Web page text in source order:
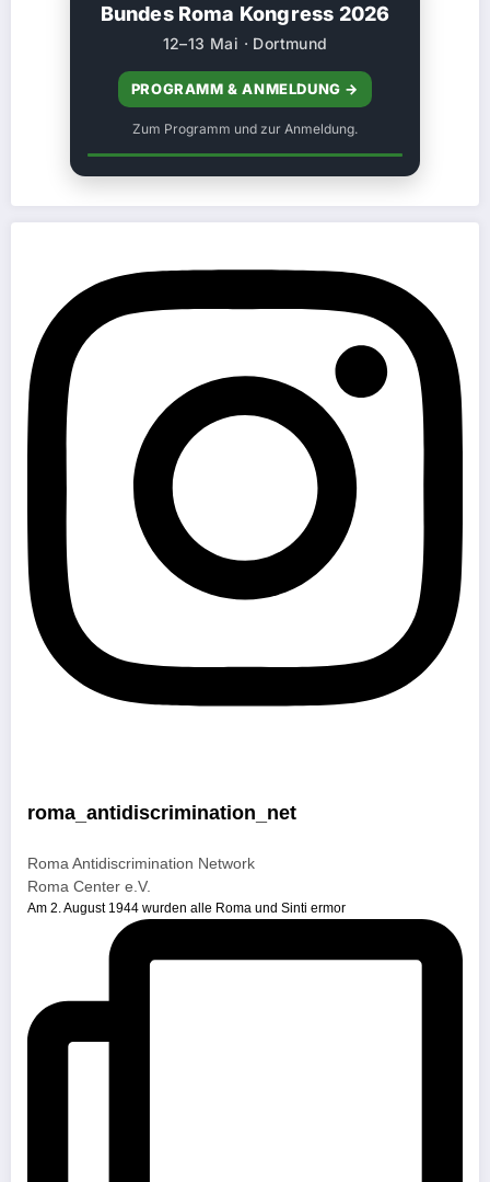
Bundes Roma Kongress 2026
12–13 Mai · Dortmund
PROGRAMM & ANMELDUNG →
Zum Programm und zur Anmeldung.
roma_antidiscrimination_net
Roma Antidiscrimination Network
Roma Center e.V.
Am 2. August 1944 wurden alle Roma und Sinti ermor